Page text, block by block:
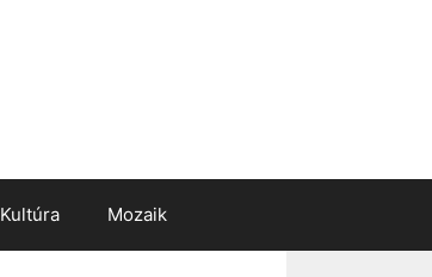
Kultúra Mozaik